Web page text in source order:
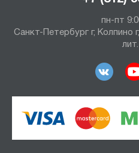
пн-пт
Санкт-Петербург г, Колпино